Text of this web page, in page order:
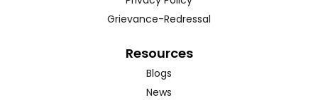
Grievance-Redressal
Resources
Blogs
News